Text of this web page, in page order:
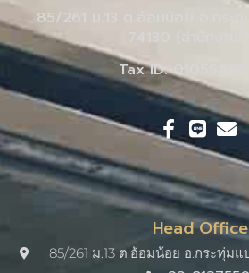
85/261 ม.13 ต.อ้อมน้อย อ.กระทุ่
74130 (สำนักงานใ
Tax ID:
Head Office
85/261 ม.13 ต.อ้อมน้อย อ.กระทุ่ม